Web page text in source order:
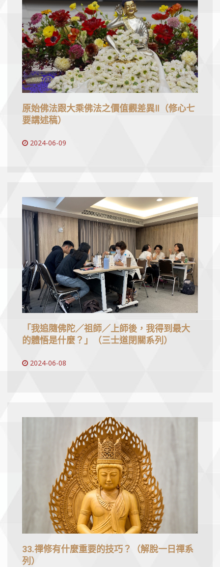
原始佛法跟大乘佛法之價值觀差異Ⅱ（修心七
要講述稿）
2024-06-09
「我追隨佛陀／祖師／上師後，我得到最大
的體悟是什麼？」（三士道閉關系列）
2024-06-08
33.禪修有什麼重要的技巧？（解脫一日禪系
列）